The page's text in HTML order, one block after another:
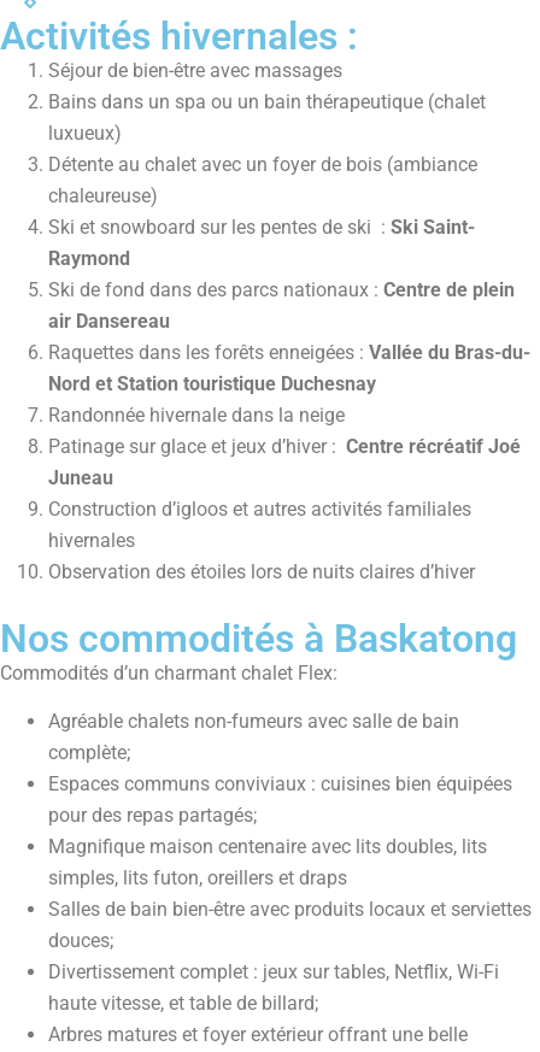
Activités hivernales :
Séjour de bien-être avec massages
Bains dans un spa ou un bain thérapeutique (chalet
luxueux)
Détente au chalet avec un foyer de bois (ambiance
chaleureuse)
Ski et snowboard sur les pentes de ski : Ski Saint-
Raymond
Ski de fond dans des parcs nationaux : Centre de plein
air Dansereau
Raquettes dans les forêts enneigées : Vallée du Bras-du-
Nord et Station touristique Duchesnay
Randonnée hivernale dans la neige
Patinage sur glace et jeux d’hiver : Centre récréatif Joé
Juneau
Construction d’igloos et autres activités familiales
hivernales
Observation des étoiles lors de nuits claires d’hiver
Nos commodités à Baskatong
Commodités d’un charmant chalet Flex:
Agréable chalets non-fumeurs avec salle de bain
complète;
Espaces communs conviviaux : cuisines bien équipées
pour des repas partagés;
Magnifique maison centenaire avec lits doubles, lits
simples, lits futon, oreillers et draps
Salles de bain bien-être avec produits locaux et serviettes
douces;
Divertissement complet : jeux sur tables, Netflix, Wi-Fi
haute vitesse, et table de billard;
Arbres matures et foyer extérieur offrant une belle